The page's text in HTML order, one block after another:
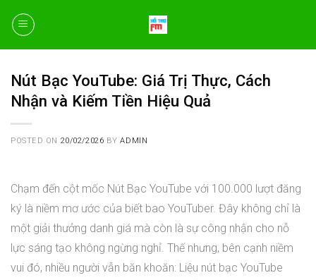
content
Nút Bạc YouTube: Giá Trị Thực, Cách
Nhận và Kiếm Tiền Hiệu Quả
POSTED ON 20/02/2026 BYADMIN
Chạm đến cột mốc Nút Bạc YouTube với 100.000 lượt đăng
ký là niềm mơ ước của biết bao YouTuber. Đây không chỉ là
một giải thưởng danh giá mà còn là sự công nhận cho nỗ
lực sáng tạo không ngừng nghỉ. Thế nhưng, bên cạnh niềm
vui đó, nhiều người vẫn băn khoăn: Liệu nút bạc YouTube